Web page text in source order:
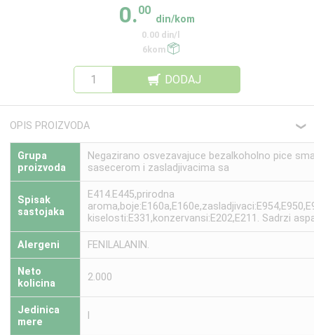
0.00
din/kom
0.00 din/l
6kom
DODAJ
OPIS PROIZVODA ❮
Grupa
proizvoda
Negazirano osvezavajuce bezalkoholno pice
sasecerom i zasladjivacima sa
Spisak
sastojaka
E414.E445,prirodna
kiselosti:E331,konzervansi:E202,E211. Sadrzi
Alergeni FENILALANIN.
Neto
kolicina
2.000
Jedinica
mere